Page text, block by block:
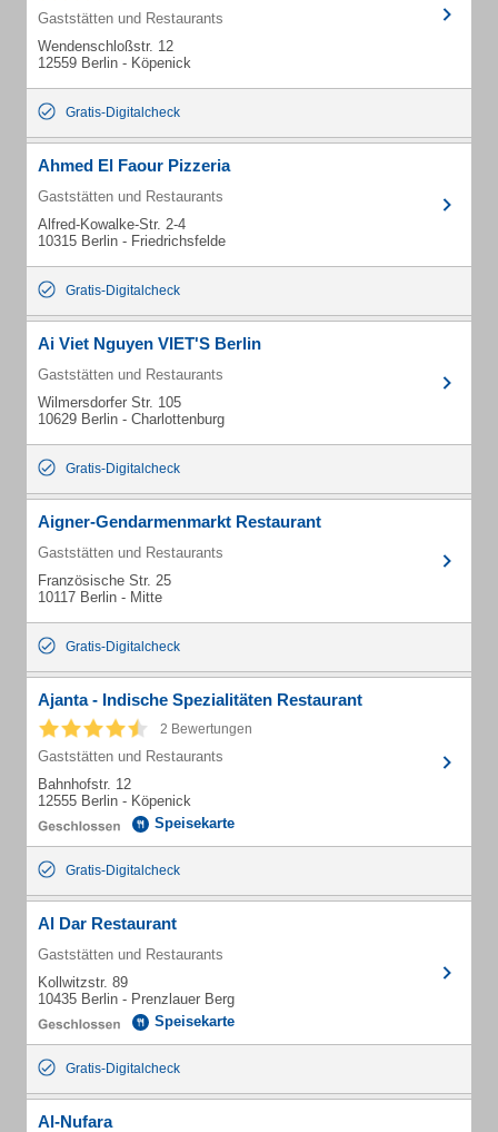
Gaststätten und Restaurants
Wendenschloßstr. 12
12559 Berlin - Köpenick
Gratis-Digitalcheck
Ahmed El Faour Pizzeria
Gaststätten und Restaurants
Alfred-Kowalke-Str. 2-4
10315 Berlin - Friedrichsfelde
Gratis-Digitalcheck
Ai Viet Nguyen VIET'S Berlin
Gaststätten und Restaurants
Wilmersdorfer Str. 105
10629 Berlin - Charlottenburg
Gratis-Digitalcheck
Aigner-Gendarmenmarkt Restaurant
Gaststätten und Restaurants
Französische Str. 25
10117 Berlin - Mitte
Gratis-Digitalcheck
Ajanta - Indische Spezialitäten Restaurant
2 Bewertungen
Gaststätten und Restaurants
Bahnhofstr. 12
12555 Berlin - Köpenick
Speisekarte
Gratis-Digitalcheck
Al Dar Restaurant
Gaststätten und Restaurants
Kollwitzstr. 89
10435 Berlin - Prenzlauer Berg
Speisekarte
Gratis-Digitalcheck
Al-Nufara